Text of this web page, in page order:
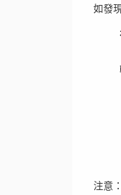
如發
注意